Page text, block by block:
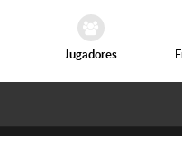
Jugadores